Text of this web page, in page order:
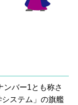
ンバー1とも称さ
ステム」の旗艦